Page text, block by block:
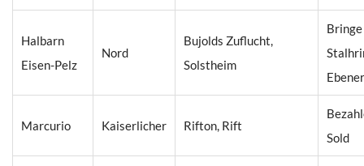
Halbarn
Eisen-Pelz
Nord
Bujolds Zuflucht,
Solstheim
Marcurio Kaiserlicher Rifton, Rift
Sold